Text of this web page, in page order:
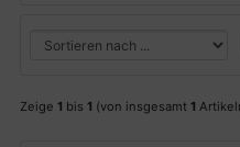
Zeige 1 bis 1 (von insgesamt 1